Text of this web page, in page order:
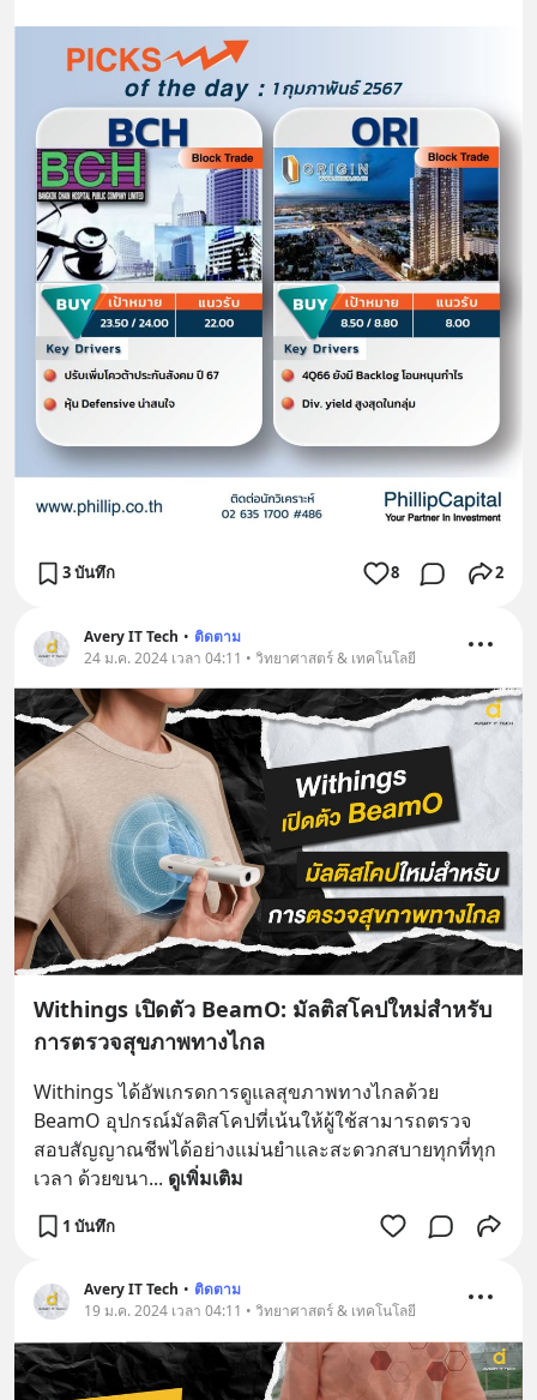
3 บันทึก 8 2
Avery IT Tech • ติดตาม
24 ม.ค. 2024 เวลา 04:11 • วิทยาศาสตร์ & เทคโนโลยี
Withings เปิดตัว BeamO: มัลติสโคปใหม่สำหรับ
การตรวจสุขภาพทางไกล
Withings ได้อัพเกรดการดูแลสุขภาพทางไกลด้วย
BeamO อุปกรณ์มัลติสโคปที่เน้นให้ผู้ใช้สามารถตรวจ
สอบสัญญาณชีพได้อย่างแม่นยำและสะดวกสบายทุกที่ทุก
เวลา ด้วยขนา... ดูเพิ่มเติม
1 บันทึก
Avery IT Tech • ติดตาม
19 ม.ค. 2024 เวลา 04:11 • วิทยาศาสตร์ & เทคโนโลยี